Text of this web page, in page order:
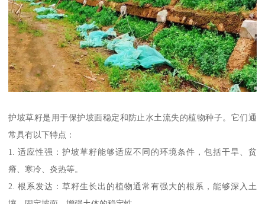
护坡草籽是用于保护坡面稳定和防止水土流失的植物种子。它们通
常具有以下特点：
1. 适应性强：护坡草籽能够适应不同的环境条件，包括干旱、贫
瘠、寒冷、炎热等。
2. 根系发达：草籽生长出的植物通常有强大的根系，能够深入土